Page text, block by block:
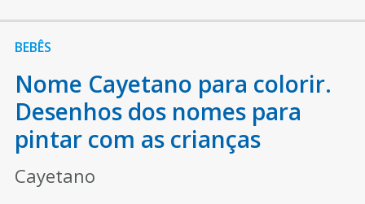
BEBÊS
Nome Cayetano para colorir.
Desenhos dos nomes para
pintar com as crianças
Cayetano